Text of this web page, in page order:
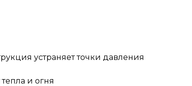
устраняет точки давления
и огня